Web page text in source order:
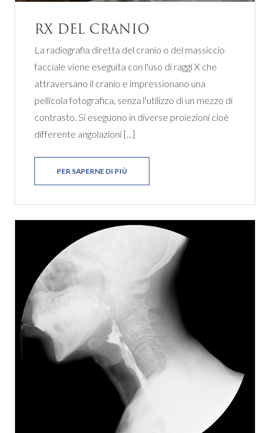
RX DEL CRANIO
La radiografia diretta del cranio o del massiccio
facciale viene eseguita con l'uso di raggi X che
attraversano il cranio e impressionano una
pellicola fotografica, senza l'utilizzo di un mezzo di
contrasto. Si eseguono in diverse proiezioni cioè
differente angolazioni [...]
PER SAPERNE DI PIÙ